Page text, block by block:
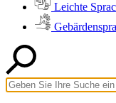
Leichte